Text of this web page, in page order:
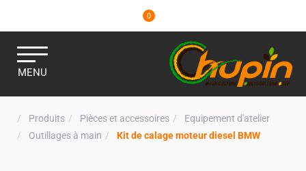
0
MENU
Produits Pièces et accessoires
Equipement d'atelier
Outillages à main
Kit de calage moteur diesel BMW